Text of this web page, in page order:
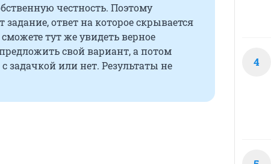
честность. Поэтому
ответ на которое скрывается
тут же увидеть верное
свой вариант, а потом
задачкой или нет. Результаты не
4